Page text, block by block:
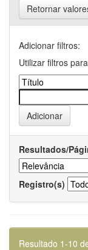
Retornar
Adicionar filtros:
Utilizar filtros
Resultados/
Registro(s)
Resultado 1-10